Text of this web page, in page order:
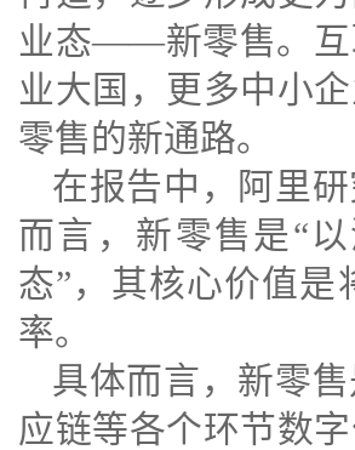
业态——新零售。互
业大国，更多中小
零售的新通路。
在报告中，阿里
而言，新零售是“
态”，其核心价值
率。
具体而言，新零
应链等各个环节数